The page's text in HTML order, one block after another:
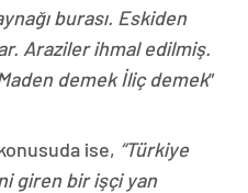
burası. Eskiden
Araziler ihmal edilmiş.
demek İliç demek”
ise, “Türkiye
giren bir işçi yan